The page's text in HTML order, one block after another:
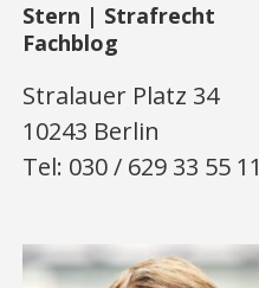
Stern | Strafrecht
Fachblog
Stralauer Platz 34
10243 Berlin
Tel: 030 / 629 33 55 11